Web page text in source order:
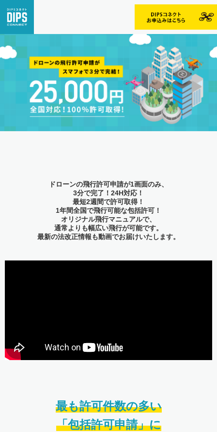
ドローンの飛行許可申請が1画面のみ、
3分で完了！24H対応！
最短2週間で許可取得！
1年間全国で飛行可能な包括許可！
オリジナル飛行マニュアルで、
通常よりも幅広い飛行が可能です。
最新の法改正情報も動画でお届けいたします。
最も許可件数の多い
「包括許可申請」に